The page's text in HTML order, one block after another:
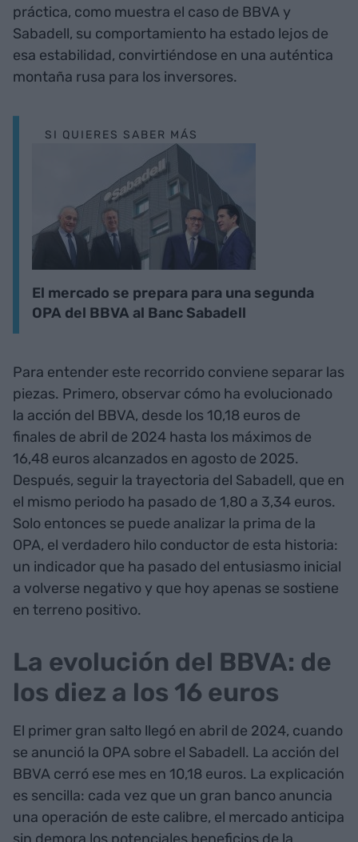
práctica, como muestra el caso de BBVA y
Sabadell, su comportamiento ha estado lejos de
esa estabilidad, convirtiéndose en una auténtica
montaña rusa para los inversores.
SI QUIERES SABER MÁS
El mercado se prepara para una segunda
OPA del BBVA al Banc Sabadell
Para entender este recorrido conviene separar las
piezas. Primero, observar cómo ha evolucionado
la acción del BBVA, desde los 10,18 euros de
finales de abril de 2024 hasta los máximos de
16,48 euros alcanzados en agosto de 2025.
Después, seguir la trayectoria del Sabadell, que en
el mismo periodo ha pasado de 1,80 a 3,34 euros.
Solo entonces se puede analizar la prima de la
OPA, el verdadero hilo conductor de esta historia:
un indicador que ha pasado del entusiasmo inicial
a volverse negativo y que hoy apenas se sostiene
en terreno positivo.
La evolución del BBVA: de
los diez a los 16 euros
El primer gran salto llegó en abril de 2024, cuando
se anunció la OPA sobre el Sabadell. La acción del
BBVA cerró ese mes en 10,18 euros. La explicación
es sencilla: cada vez que un gran banco anuncia
una operación de este calibre, el mercado anticipa